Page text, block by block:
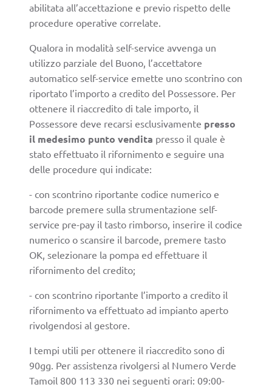
abilitata all’accettazione e previo rispetto delle
procedure operative correlate.
Qualora in modalità self-service avvenga un
utilizzo parziale del Buono, l’accettatore
automatico self-service emette uno scontrino con
riportato l’importo a credito del Possessore. Per
ottenere il riaccredito di tale importo, il
Possessore deve recarsi esclusivamente presso
il medesimo punto vendita presso il quale è
stato effettuato il rifornimento e seguire una
delle procedure qui indicate:
- con scontrino riportante codice numerico e
barcode premere sulla strumentazione self-
service pre-pay il tasto rimborso, inserire il codice
numerico o scansire il barcode, premere tasto
OK, selezionare la pompa ed effettuare il
rifornimento del credito;
- con scontrino riportante l’importo a credito il
rifornimento va effettuato ad impianto aperto
rivolgendosi al gestore.
I tempi utili per ottenere il riaccredito sono di
90gg. Per assistenza rivolgersi al Numero Verde
Tamoil 800 113 330 nei seguenti orari: 09:00-